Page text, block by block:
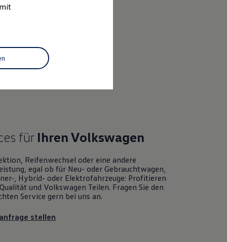
für IhrenVolkswagen
Reifenwechsel oder eine andere
egal ob für Neu- oder Gebrauchtwagen
, Hybrid- oder Elektrofahrzeuge: Profitieren
und Volkswagen Teilen. Fragen Sie den
Service gern bei uns an.
stellen